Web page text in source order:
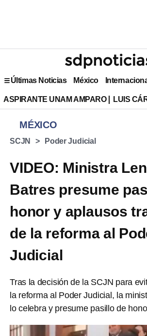
Últimas Noticias México
ASPIRANTE UNAM AMPARO LUIS
MÉXICO
SCJN Poder Judicial
VIDEO: Ministra
Batres presume
honor y aplausos
de la reforma al
Judicial
Tras la decisión de la SCJN para
la reforma al Poder Judicial, la
lo celebra y presume pasillo de